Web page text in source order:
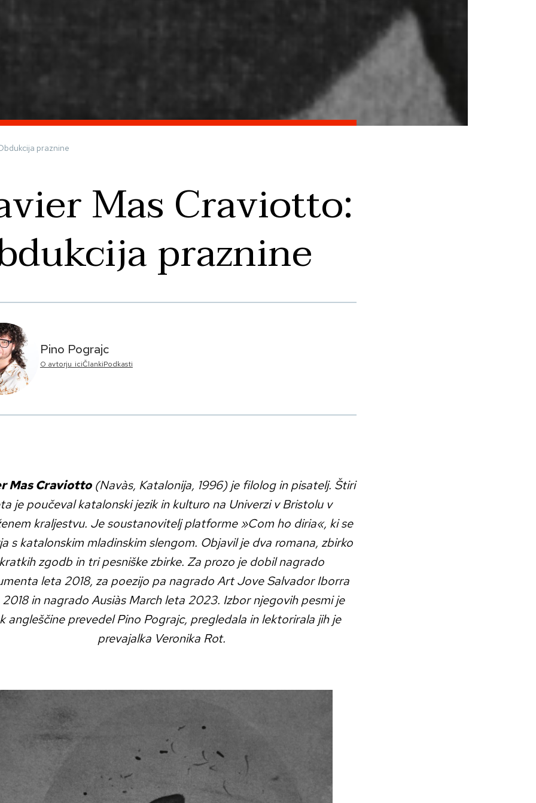
praznine
Mas Craviotto:
praznine
Pino Pograjc
O avtorju_iciČlankiPodkasti
Mas Craviotto(Navàs, Katalonija, 1996) je filolog in pisatelj. Štiri
je poučeval katalonski jezik in kulturo na Univerzi v Bristolu v
kraljestvu. Je soustanovitelj platforme »Com ho diria«, ki se
s katalonskim mladinskim slengom. Objavil je dva romana, zbirko
zgodb in tri pesniške zbirke. Za prozo je dobil nagrado
leta 2018, za poezijo pa nagrado Art Jove Salvador Iborra
in nagrado Ausiàs March leta 2023. Izbor njegovih pesmi je
angleščine prevedel Pino Pograjc, pregledala in lektorirala jih je
prevajalka Veronika Rot.